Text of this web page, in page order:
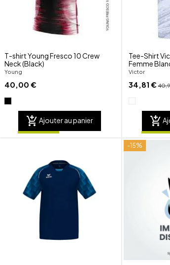
T-shirt Young Fresco 10 Crew
Neck (Black)
Young
40,00 €
add_shopping_cart Ajouter au panier
Tee-Shirt
Femme
Victor
34,81 €
add_shopping_cart
-15%